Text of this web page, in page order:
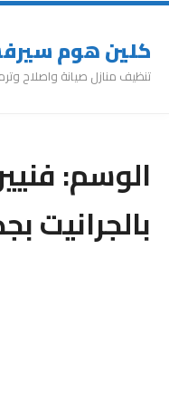
كلين هوم سيرفس
تنظيف منازل صيانة واصلاح وترميمات خدمة 24
الوسم:
بالجرانيت